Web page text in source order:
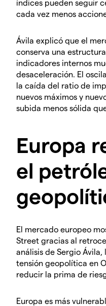
índices pueden seguir
cada vez menos
Ávila explicó que el
conserva una
indicadores internos
desaceleración. El
la caída del ratio de
nuevos máximos y
subida menos sólida
Europa
el
El mercado europeo
Street gracias al
análisis de Sergio
tensión geopolítica en
reducir la prima de
Europa es más